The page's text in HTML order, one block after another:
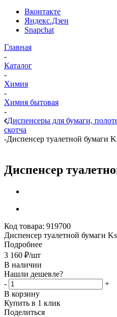
Вконтакте
Яндекс.Дзен
Snapchat
Главная
-
Каталог
-
Химия
-
Химия бытовая
-
Диспенсеры для бумаги,
скотча
-Диспенсер туалетной бумаги
Диспенсер
Код товара: 919700
Диспенсер туалетной бумаги
Подробнее
3 160 ₽/шт
В наличии
Нашли дешевле?
-
+
В корзину
Купить в 1 клик
Поделиться